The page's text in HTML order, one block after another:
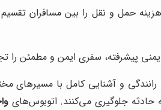
حمل و نقل را بین مسافران
پیشرفته، سفری ایمن و مطمئن را
رانندگی و آشنایی کامل با
حادثه جلوگیری می‌کنند. اتوبوس‌های